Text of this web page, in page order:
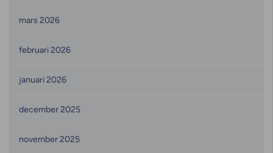
mars 2026
februari 2026
januari 2026
december 2025
november 2025